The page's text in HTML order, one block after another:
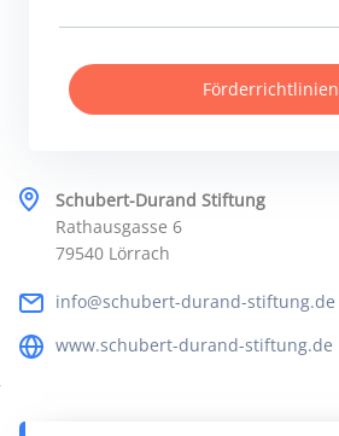
Schubert-Durand Stiftung
Rathausgasse 6
79540 Lörrach
info@schubert-durand-stiftung.de
www.schubert-durand-stiftung.de
Förderrichtlinien